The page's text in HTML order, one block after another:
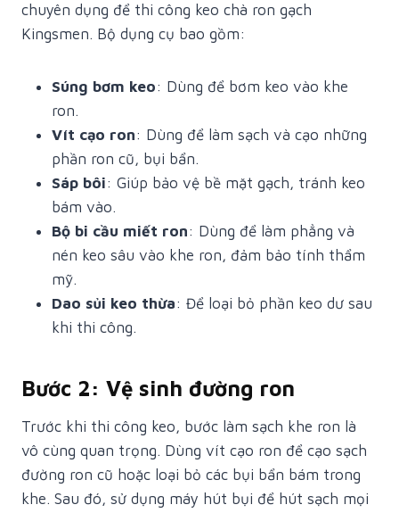
chuyên dụng để thi công keo chà ron gạch
Kingsmen. Bộ dụng cụ bao gồm:
Súng bơm keo: Dùng để bơm keo vào khe
ron.
Vít cạo ron: Dùng để làm sạch và cạo những
phần ron cũ, bụi bẩn.
Sáp bôi: Giúp bảo vệ bề mặt gạch, tránh keo
bám vào.
Bộ bi cầu miết ron: Dùng để làm phẳng và
nén keo sâu vào khe ron, đảm bảo tính thẩm
mỹ.
Dao sủi keo thừa: Để loại bỏ phần keo dư sau
khi thi công.
Bước 2: Vệ sinh đường ron
Trước khi thi công keo, bước làm sạch khe ron là
vô cùng quan trọng. Dùng vít cạo ron để cạo sạch
đường ron cũ hoặc loại bỏ các bụi bẩn bám trong
khe. Sau đó, sử dụng máy hút bụi để hút sạch mọi